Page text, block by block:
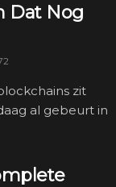
Dat Nog
zit
al gebeurt in